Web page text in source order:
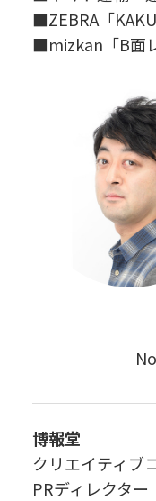
■ZEBRA「KAKU
■mizkan「B面
博報堂
クリエイティブ
PRディレクター